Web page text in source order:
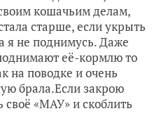
кошачьим делам,
старше, если укрыть
я не поднимусь. Даже
её-кормлю то
на поводке и очень
брала.Если закрою
«МАУ» и скоблить